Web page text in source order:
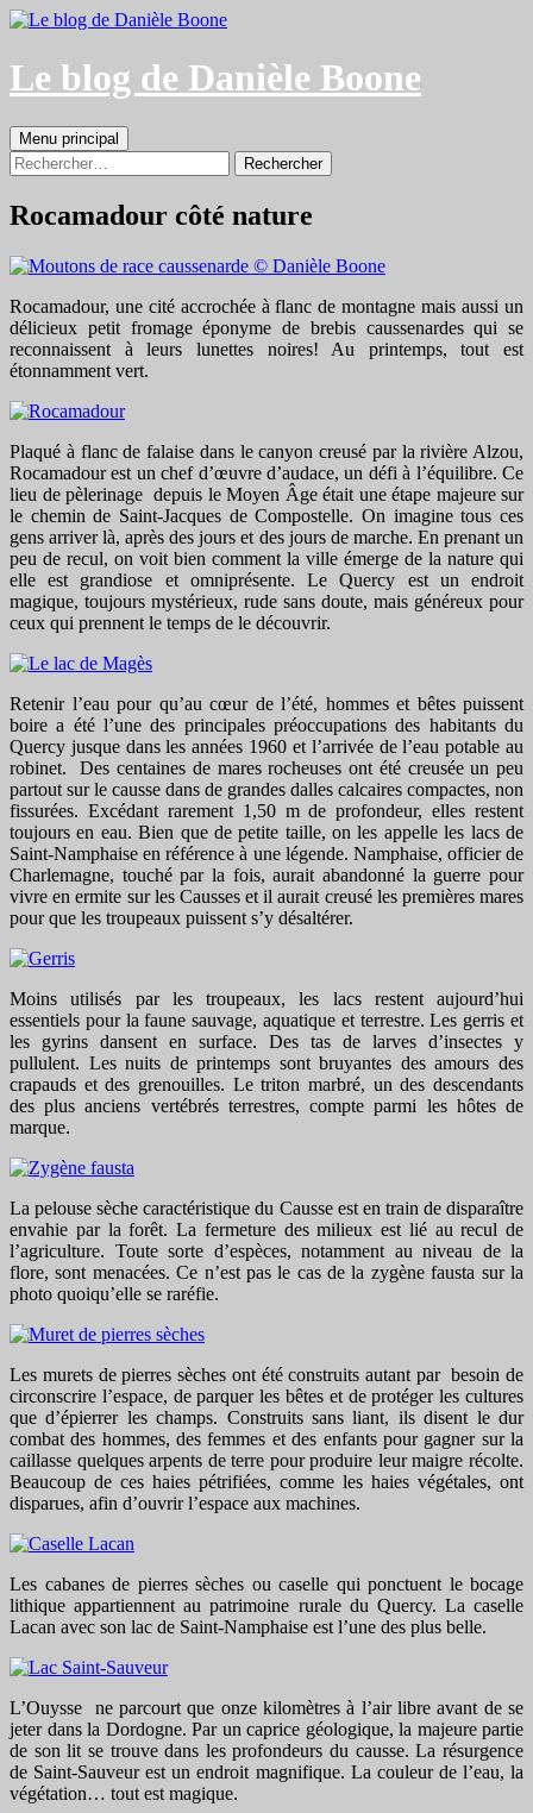
Aller
contenu
Le blog de Danièle Boone
Recherche
Menu principal
Rechercher :
Rocamadour côté nature
Rocamadour, une cité accrochée à flanc de montagne mais aussi un
délicieux petit fromage éponyme de brebis caussenardes qui se
reconnaissent à leurs lunettes noires! Au printemps, tout est
étonnamment vert.
Plaqué à flanc de falaise dans le canyon creusé par la rivière Alzou,
Rocamadour est un chef d’œuvre d’audace, un défi à l’équilibre. Ce
lieu de pèlerinage depuis le Moyen Âge était une étape majeure sur
le chemin de Saint-Jacques de Compostelle. On imagine tous ces
gens arriver là, après des jours et des jours de marche. En prenant un
peu de recul, on voit bien comment la ville émerge de la nature qui
elle est grandiose et omniprésente. Le Quercy est un endroit
magique, toujours mystérieux, rude sans doute, mais généreux pour
ceux qui prennent le temps de le découvrir.
Retenir l’eau pour qu’au cœur de l’été, hommes et bêtes puissent
boire a été l’une des principales préoccupations des habitants du
Quercy jusque dans les années 1960 et l’arrivée de l’eau potable au
robinet. Des centaines de mares rocheuses ont été creusée un peu
partout sur le causse dans de grandes dalles calcaires compactes, non
fissurées. Excédant rarement 1,50 m de profondeur, elles restent
toujours en eau. Bien que de petite taille, on les appelle les lacs de
Saint-Namphaise en référence à une légende. Namphaise, officier de
Charlemagne, touché par la fois, aurait abandonné la guerre pour
vivre en ermite sur les Causses et il aurait creusé les premières mares
pour que les troupeaux puissent s’y désaltérer.
Moins utilisés par les troupeaux, les lacs restent aujourd’hui
essentiels pour la faune sauvage, aquatique et terrestre. Les gerris et
les gyrins dansent en surface. Des tas de larves d’insectes y
pullulent. Les nuits de printemps sont bruyantes des amours des
crapauds et des grenouilles. Le triton marbré, un des descendants
des plus anciens vertébrés terrestres, compte parmi les hôtes de
marque.
La pelouse sèche caractéristique du Causse est en train de disparaître
envahie par la forêt. La fermeture des milieux est lié au recul de
l’agriculture. Toute sorte d’espèces, notamment au niveau de la
flore, sont menacées. Ce n’est pas le cas de la zygène fausta sur la
photo quoiqu’elle se raréfie.
Les murets de pierres sèches ont été construits autant par besoin de
circonscrire l’espace, de parquer les bêtes et de protéger les cultures
que d’épierrer les champs. Construits sans liant, ils disent le dur
combat des hommes, des femmes et des enfants pour gagner sur la
caillasse quelques arpents de terre pour produire leur maigre récolte.
Beaucoup de ces haies pétrifiées, comme les haies végétales, ont
disparues, afin d’ouvrir l’espace aux machines.
Les cabanes de pierres sèches ou caselle qui ponctuent le bocage
lithique appartiennent au patrimoine rurale du Quercy. La caselle
Lacan avec son lac de Saint-Namphaise est l’une des plus belle.
L’Ouysse ne parcourt que onze kilomètres à l’air libre avant de se
jeter dans la Dordogne. Par un caprice géologique, la majeure partie
de son lit se trouve dans les profondeurs du causse. La résurgence
de Saint-Sauveur est un endroit magnifique. La couleur de l’eau, la
végétation… tout est magique.